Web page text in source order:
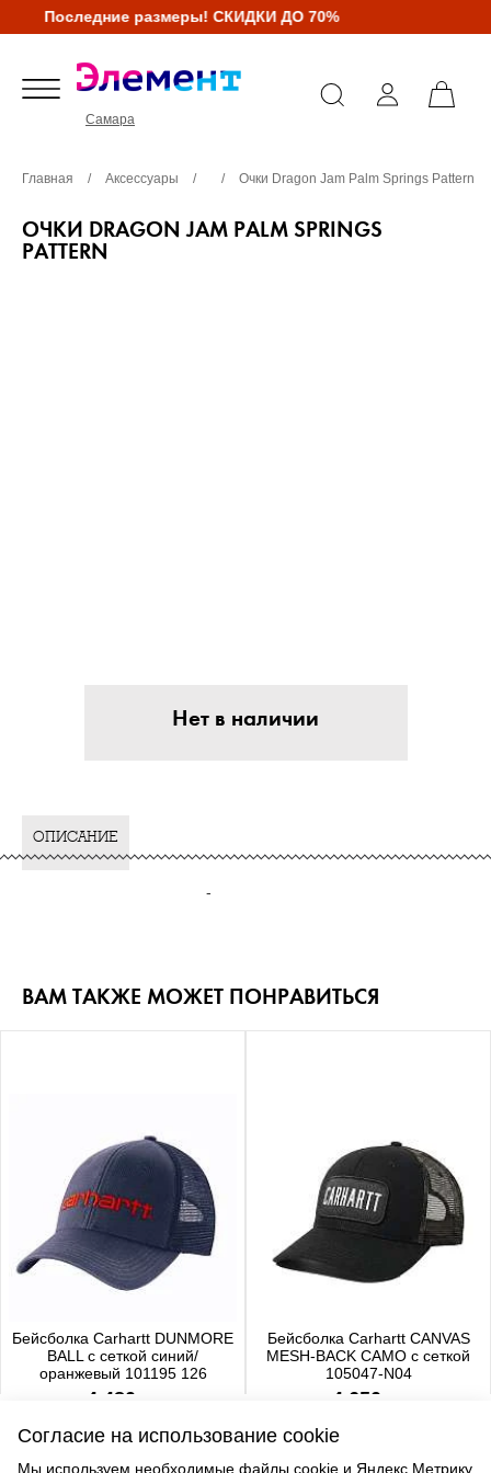
Последние размеры! СКИДКИ ДО 70%
Самара
Главная / Аксессуары / / Очки Dragon Jam Palm Springs Pattern
ОЧКИ DRAGON JAM PALM SPRINGS
PATTERN
Нет в наличии
ОПИСАНИЕ
-
ВАМ ТАКЖЕ МОЖЕТ ПОНРАВИТЬСЯ
Бейсболка Carhartt DUNMORE
BALL с сеткой синий/
оранжевый 101195 126
4 480 р.
Бейсболка Carhartt CANVAS
MESH-BACK CAMO с сеткой
105047-N04
4 650 р.
Согласие на использование cookie
Мы используем необходимые файлы cookie и Яндекс.Метрику